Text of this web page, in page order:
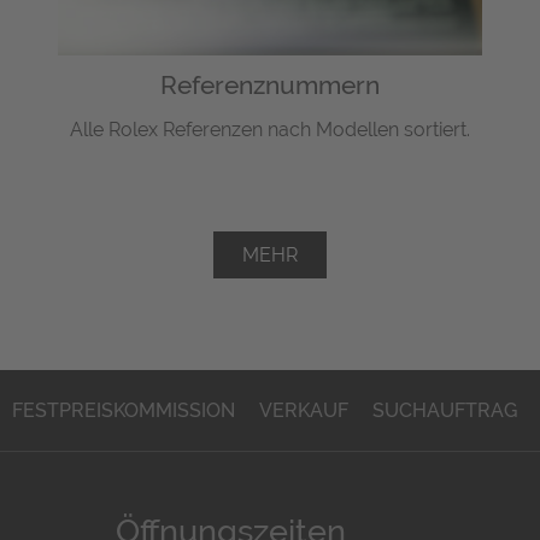
Referenznummern
Alle Rolex Referenzen nach Modellen sortiert.
MEHR
FESTPREISKOMMISSION VERKAUF SUCHAUFTRAG
Öffnungszeiten